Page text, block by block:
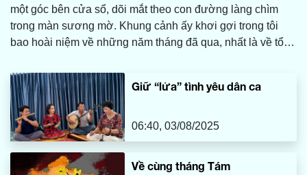
một góc bên cửa sổ, dõi mắt theo con đường làng chìm
trong màn sương mờ. Khung cảnh ấy khơi gợi trong tôi
bao hoài niệm về những năm tháng đã qua, nhất là về tổ
lặng lẽ vun vén và chăm sóc cho cả gia đình. Và ở đó,
giữa bao nhiêu vật dụng thân thuộc, tôi vẫn mãi nhớ về
chiếc máy may cũ kỹ của mẹ, một món đồ tưởng chừng đã
bị thời gian lãng quên.
Giữ “lửa” tình yêu dân ca
06:40, 03/08/2025
Về cùng tháng Tám